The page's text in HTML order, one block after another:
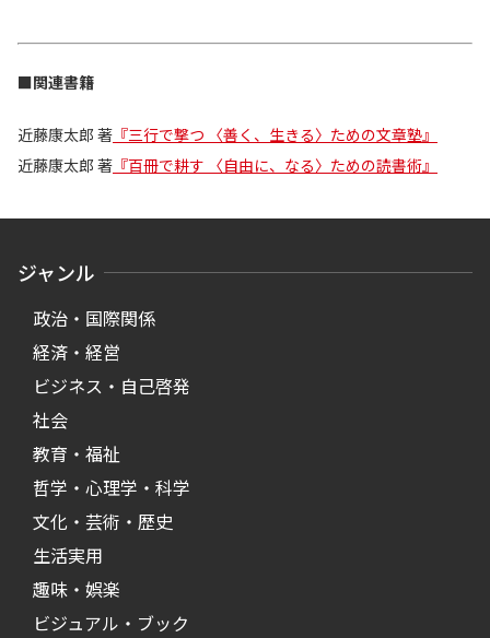
■関連書籍
近藤康太郎 著 『三行で撃つ 〈善く、生きる〉ための文章塾』
近藤康太郎 著 『百冊で耕す 〈自由に、なる〉ための読書術』
ジャンル
政治・国際関係
経済・経営
ビジネス・自己啓発
社会
教育・福祉
哲学・心理学・科学
文化・芸術・歴史
生活実用
趣味・娯楽
ビジュアル・ブック